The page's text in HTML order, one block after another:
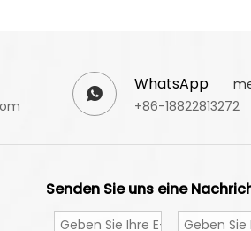
WhatsApp
+86-18822813272
Senden Sie uns eine